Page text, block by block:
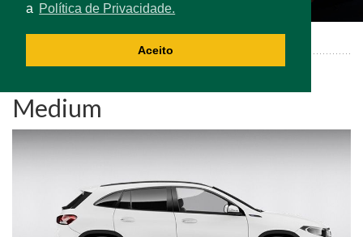
a Política de Privacidade.
Aceito
Fleet Medium
Medium